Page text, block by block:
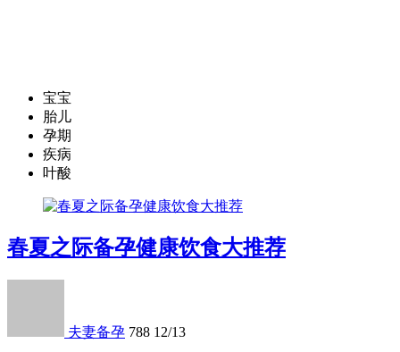
宝宝
胎儿
孕期
疾病
叶酸
春夏之际备孕健康饮食大推荐
夫妻备孕 788 12/13